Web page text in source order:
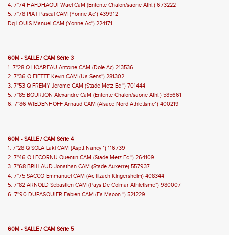
4. 7''74 HAFDHAOUI Wael CaM (Entente Chalon/saone Athl.) 673222
5. 7''78 PIAT Pascal CAM (Yonne Ac*) 439912
Dq LOUIS Manuel CAM (Yonne Ac*) 224171
60M - SALLE / CAM Série 3
1. 7''28 Q HOAREAU Antoine CAM (Dole Ac) 213536
2. 7''36 Q FIETTE Kevin CAM (Ua Sens*) 281302
3. 7''53 Q FREMY Jerome CAM (Stade Metz Ec *) 701444
5. 7''85 BOURJON Alexandre CaM (Entente Chalon/saone Athl.) 585661
6. 7''86 WIEDENHOFF Arnaud CAM (Alsace Nord Athletisme*) 400219
60M - SALLE / CAM Série 4
1. 7''28 Q SOLA Laki CAM (Asptt Nancy *) 116739
2. 7''46 Q LECORNU Quentin CAM (Stade Metz Ec *) 264109
3. 7''68 BRILLAUD Jonathan CAM (Stade Auxerre) 557937
4. 7''75 SACCO Emmanuel CAM (Ac Illzach Kingersheim) 408344
5. 7''82 ARNOLD Sebastien CAM (Pays De Colmar Athletisme*) 980007
6. 7''90 DUPASQUIER Fabien CAM (Ea Macon *) 521229
60M - SALLE / CAM Série 5